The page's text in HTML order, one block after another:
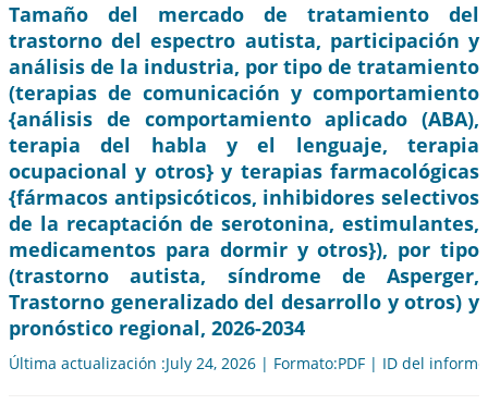
Tamaño del mercado de tratamiento del
trastorno del espectro autista, participación y
análisis de la industria, por tipo de tratamiento
(terapias de comunicación y comportamiento
{análisis de comportamiento aplicado (ABA),
terapia del habla y el lenguaje, terapia
ocupacional y otros} y terapias farmacológicas
{fármacos antipsicóticos, inhibidores selectivos
de la recaptación de serotonina, estimulantes,
medicamentos para dormir y otros}), por tipo
(trastorno autista, síndrome de Asperger,
Trastorno generalizado del desarrollo y otros) y
pronóstico regional, 2026-2034
Última actualización :July 24, 2026 | Formato:PDF | ID del